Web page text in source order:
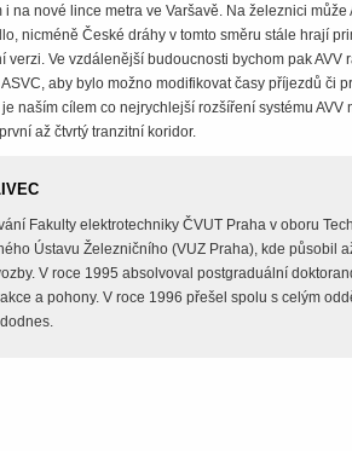
i na nové lince metra ve Varšavě. Na železnici
nicméně České dráhy v tomto směru stále hrají
verzi. Ve vzdálenější budoucnosti bychom pak AVV
aby bylo možno modifikovat časy příjezdů či
naším cílem co nejrychlejší rozšíření systému AVV
až čtvrtý tranzitní koridor.
Fakulty elektrotechniky ČVUT Praha v oboru
Ústavu Železničního (VUZ Praha), kde působil
V roce 1995 absolvoval postgraduální
a pohony. V roce 1996 přešel spolu s celým